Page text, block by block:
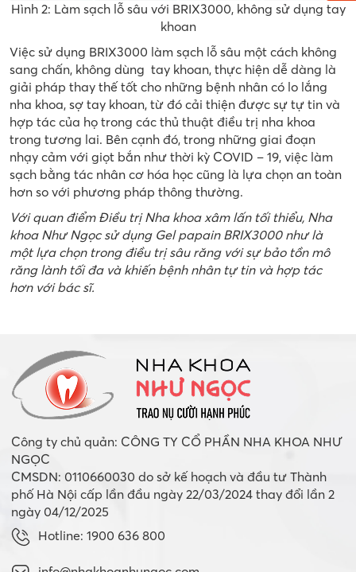
Hình 2: Làm sạch lỗ sâu với BRIX3000, không sử dụng tay
khoan
Việc sử dụng BRIX3000 làm sạch lỗ sâu một cách không
sang chấn, không dùng tay khoan, thực hiện dễ dàng là
giải pháp thay thế tốt cho những bệnh nhân có lo lắng
nha khoa, sợ tay khoan, từ đó cải thiện được sự tự tin và
hợp tác của họ trong các thủ thuật điều trị nha khoa
trong tương lai. Bên cạnh đó, trong những giai đoạn
nhạy cảm với giọt bắn như thời kỳ COVID – 19, việc làm
sạch bằng tác nhân cơ hóa học cũng là lựa chọn an toàn
hơn so với phương pháp thông thường.
Với quan điểm Điều trị Nha khoa xâm lấn tối thiểu, Nha
khoa Như Ngọc sử dụng Gel papain BRIX3000 như là
một lựa chọn trong điều trị sâu răng với sự bảo tồn mô
răng lành tối đa và khiến bệnh nhân tự tin và hợp tác
hơn với bác sĩ.
Công ty chủ quản: CÔNG TY CỔ PHẦN NHA KHOA NHƯ
NGỌC
CMSDN: 0110660030 do sở kế hoạch và đầu tư Thành
phố Hà Nội cấp lần đầu ngày 22/03/2024 thay đổi lần 2
ngày 04/12/2025
Hotline: 1900 636 800